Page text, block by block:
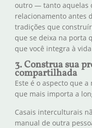
outro — tanto aquelas
relacionamento antes
tradições que
que se deixa na porta
que você integra à
3. Construa sua
compartilhada
Este é o aspecto que
que mais importa a
Casais interculturais
manual de outra